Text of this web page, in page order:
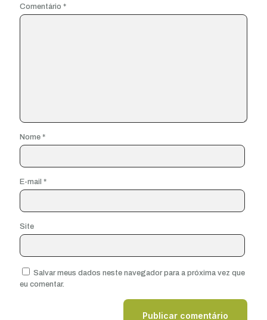
Comentário *
Nome *
E-mail *
Site
Salvar meus dados neste navegador para a próxima vez que
eu comentar.